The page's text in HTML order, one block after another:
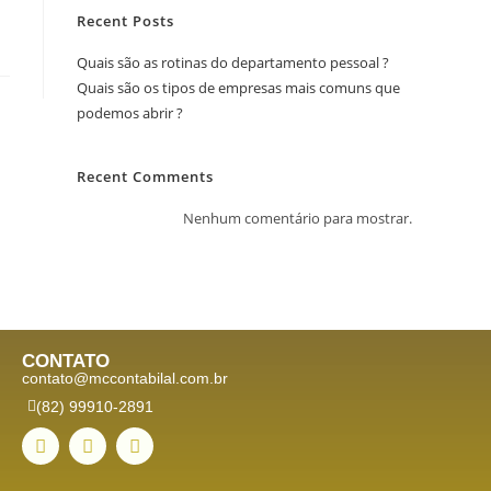
Recent Posts
Quais são as rotinas do departamento pessoal ?
Quais são os tipos de empresas mais comuns que
podemos abrir ?
Recent Comments
Nenhum comentário para mostrar.
CONTATO
contato@mccontabilal.com.br
(82) 99910-2891